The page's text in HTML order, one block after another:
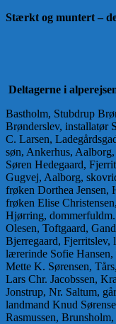
Stærkt og muntert –
Deltagerne i
Bastholm, Stubdrup
Brønderslev, installatør
C. Larsen,
søn, Ankerhus,
Søren Hedegaard,
Gugvej, Aalborg,
frøken Dorthea
frøken Elise
Hjørring,
Olesen, Toftgaard,
Bjerregaard, Fjerritslev,
lærerinde Sofie
Mette K. Sørensen,
Lars Chr. Jacobssen,
Jonstrup, Nr. Saltum,
landmand Knud
Rasmussen,